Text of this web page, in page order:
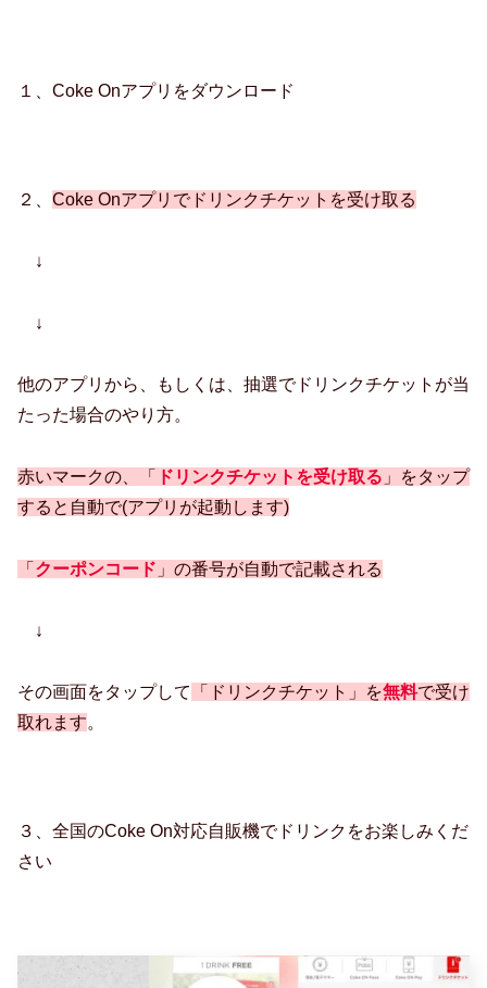
１、Coke Onアプリをダウンロード
２、 Coke Onアプリでドリンクチケットを受け取る
↓
↓
他のアプリから、もしくは、抽選でドリンクチケットが当
たった場合のやり方。
赤いマークの、「 ドリンクチケットを受け取る 」をタップ
すると自動で(アプリが起動します)
「 クーポンコード 」の番号が自動で記載される
↓
その画面をタップして 「ドリンクチケット」を無料で受け
取れます。
３、全国のCoke On対応自販機でドリンクをお楽しみくだ
さい